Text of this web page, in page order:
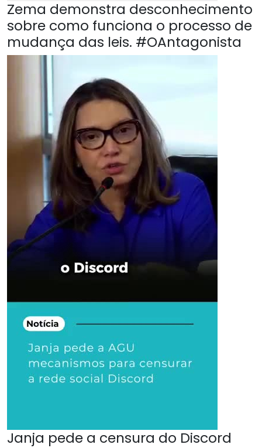
Zema demonstra desconhecimento
sobre como funciona o processo de
mudança das leis. #OAntagonista
Janja pede a censura do Discord